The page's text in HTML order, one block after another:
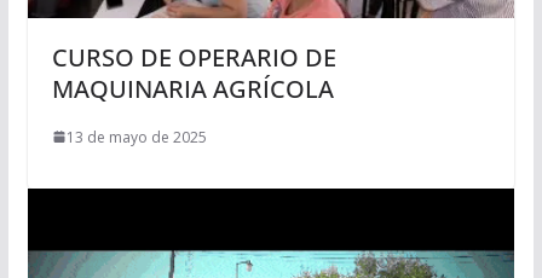
CURSO DE OPERARIO DE
MAQUINARIA AGRÍCOLA
13 de mayo de 2025